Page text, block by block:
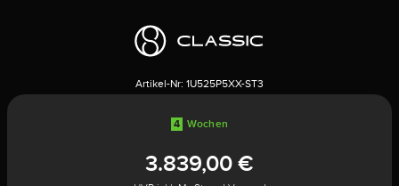
Artikel-Nr: 1U525P5XX-ST3
4 Wochen
3.839,00 €